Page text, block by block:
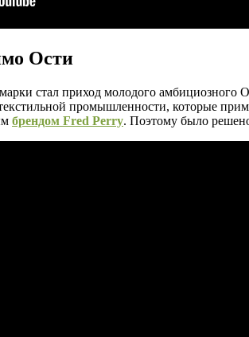
Ости
стал приход молодого амбициозного
промышленности, которые
брендом Fred Perry. Поэтому было